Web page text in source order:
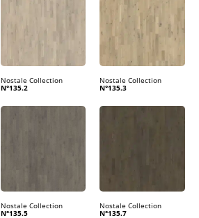
Nostale Collection
N°135.2
Nostale Collection
N°135.3
Nostale Collection
N°135.5
Nostale Collection
N°135.7